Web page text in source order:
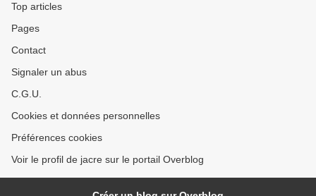
Top articles
Pages
Contact
Signaler un abus
C.G.U.
Cookies et données personnelles
Préférences cookies
Voir le profil de jacre sur le portail Overblog